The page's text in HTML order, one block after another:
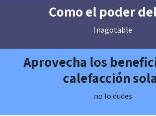
Como el poder
Inagotable
Aprovecha los
calefacción
no lo dudes